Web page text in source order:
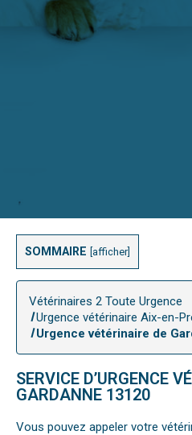
SOMMAIRE afficher
Vétérinaires 2 Toute Urgence
Urgence vétérinaire Aix-en-
Urgence vétérinaire de
SERVICE D’URGENCE
GARDANNE 13120
Vous pouvez appeler votre